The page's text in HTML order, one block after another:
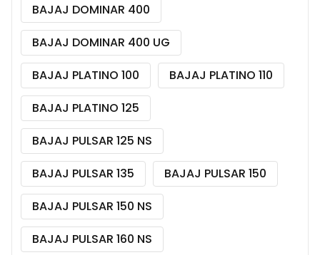
BAJAJ DOMINAR 400
BAJAJ DOMINAR 400 UG
BAJAJ PLATINO 100
BAJAJ PLATINO 110
BAJAJ PLATINO 125
BAJAJ PULSAR 125 NS
BAJAJ PULSAR 135
BAJAJ PULSAR 150
BAJAJ PULSAR 150 NS
BAJAJ PULSAR 160 NS